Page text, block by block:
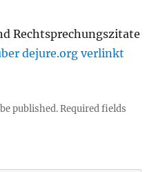
Rechtsprechungszitate
dejure.org verlinkt
published. Required fields